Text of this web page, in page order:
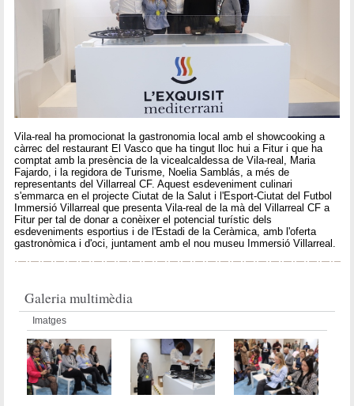
Vila-real ha promocionat la gastronomia local amb el showcooking a
càrrec del restaurant El Vasco que ha tingut lloc hui a Fitur i que ha
comptat amb la presència de la vicealcaldessa de Vila-real, Maria
Fajardo, i la regidora de Turisme, Noelia Samblás, a més de
representants del Villarreal CF. Aquest esdeveniment culinari
s'emmarca en el projecte Ciutat de la Salut i l'Esport-Ciutat del Futbol
Immersió Villarreal que presenta Vila-real de la mà del Villarreal CF a
Fitur per tal de donar a conèixer el potencial turístic dels
esdeveniments esportius i de l'Estadi de la Ceràmica, amb l'oferta
gastronòmica i d'oci, juntament amb el nou museu Immersió Villarreal.
Galeria multimèdia
Imatges